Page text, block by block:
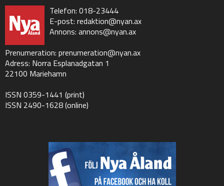
Telefon: 018-23444
E-post: redaktion@nyan.ax
Annons: annons@nyan.ax
Prenumeration: prenumeration@nyan.ax
Adress: Norra Esplanadgatan 1
22100 Mariehamn
ISSN 0359-1441 (print)
ISSN 2490-1628 (online)